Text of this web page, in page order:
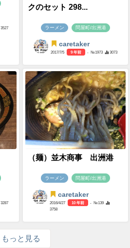
3527
クのセット 298...
ラーメン 問屋町/出洲港
caretaker
2017/7/5 9 年前 - №1973 3073
3287
（麺）並木商事 出洲港
ラーメン 問屋町/出洲港
caretaker
2016/4/27 10 年前
- №139
3758
もっと見る